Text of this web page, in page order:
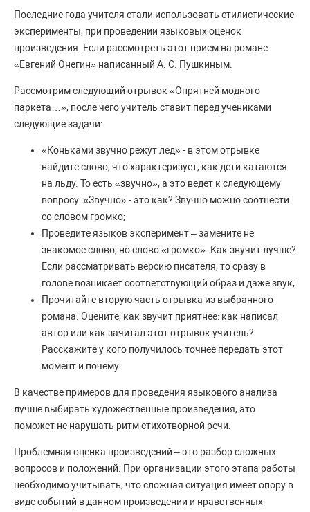
Последние года учителя стали использовать стилистические
эксперименты, при проведении языковых оценок
произведения. Если рассмотреть этот прием на романе
«Евгений Онегин» написанный А. С. Пушкиным.
Рассмотрим следующий отрывок «Опрятней модного
паркета…», после чего учитель ставит перед учениками
следующие задачи:
«Коньками звучно режут лед» - в этом отрывке
найдите слово, что характеризует, как дети катаются
на льду. То есть «звучно», а это ведет к следующему
вопросу. «Звучно» - это как? Звучно можно соотнести
со словом громко;
Проведите языков эксперимент – замените не
знакомое слово, но слово «громко». Как звучит лучше?
Если рассматривать версию писателя, то сразу в
голове возникает соответствующий образ и даже звук;
Прочитайте вторую часть отрывка из выбранного
романа. Оцените, как звучит приятнее: как написал
автор или как зачитал этот отрывок учитель?
Расскажите у кого получилось точнее передать этот
момент и почему.
В качестве примеров для проведения языкового анализа
лучше выбирать художественные произведения, это
поможет не нарушать ритм стихотворной речи.
Проблемная оценка произведений – это разбор сложных
вопросов и положений. При организации этого этапа работы
необходимо учитывать, что сложная ситуация имеет опору в
виде событий в данном произведении и нравственных